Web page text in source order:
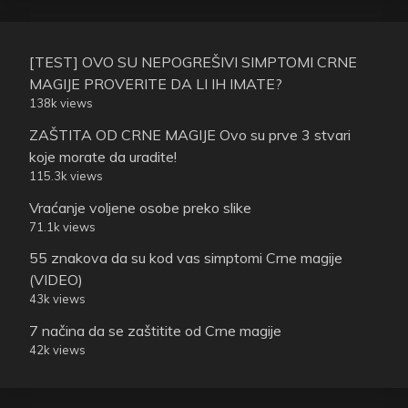
[TEST] OVO SU NEPOGREŠIVI SIMPTOMI CRNE
MAGIJE PROVERITE DA LI IH IMATE?
138k views
ZAŠTITA OD CRNE MAGIJE Ovo su prve 3 stvari
koje morate da uradite!
115.3k views
Vraćanje voljene osobe preko slike
71.1k views
55 znakova da su kod vas simptomi Crne magije
(VIDEO)
43k views
7 načina da se zaštitite od Crne magije
42k views